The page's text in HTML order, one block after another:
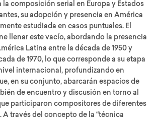
la composición serial en Europa y Estados
su adopción y presencia en América
estudiada en casos puntuales. El
llenar este vacío, abordando la presencia
Latina entre la década de 1950 y
de 1970, lo que corresponde a su etapa
internacional, profundizando en
en su conjunto, abarcarán espacios de
de encuentro y discusión en torno al
participaron compositores de diferentes
A través del concepto de la “técnica